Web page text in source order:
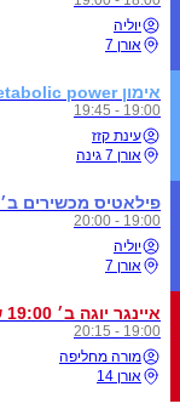
יוליה
אורן 7
אימון metabolic power ב' 19:00
19:00 - 19:45
עינת קזז
אורן 7 גינה
פילאטיס מכשירים ב׳ 19:00 כל הרמות
19:00 - 20:00
יוליה
אורן 7
איינגר יוגה ב׳ 19:00 שיקומי גב ומפרקים
19:00 - 20:15
מורה מחליפה
אורן 14